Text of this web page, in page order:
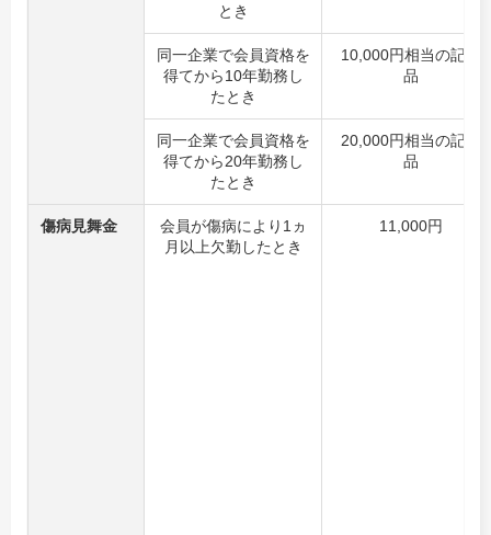
とき
同一企業で会員資格を
得てから10年勤務し
たとき
10,000円相当の記念
品
同一企業で会員資格を
得てから20年勤務し
たとき
20,000円相当の記念
品
傷病見舞金
会員が傷病により1ヵ
月以上欠勤したとき
11,000円